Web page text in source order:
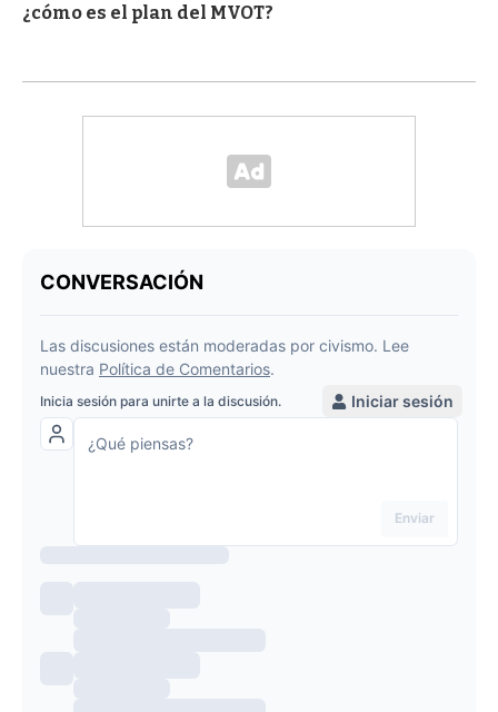
¿cómo es el plan del MVOT?